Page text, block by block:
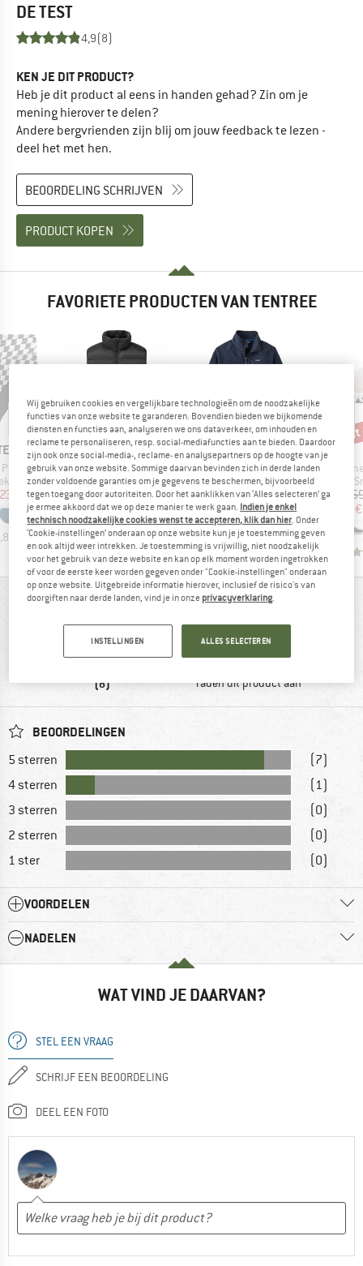
DE TEST
4,9(8)
KEN JE DIT PRODUCT?
Heb je dit product al eens in handen gehad? Zin om je
mening hierover te delen?
Andere bergvrienden zijn blij om jouw feedback te lezen -
deel het met hen.
BEOORDELING SCHRIJVEN
PRODUCT KOPEN
FAVORIETE PRODUCTEN VAN TENTREE
Slite
prijs
4
)
MERK
TENTREE
Artikel
Puffer Vest
Productgroep
Synthetische bodywarmer
Prijs
€ 159,95Verlaagde prijs
€ 71,98
4,0(7)
Korting
-55%
MERK
PATAGONIA
Artikel
Retro Pile Jacket
Productgroep
Fleecevest
Prijs
€ 149,95Verlaagde prijs
vanaf
€ 101,97
+1
4,6(71)
Korting
tot -32%
Artikel
€
BEOORDELINGSOVERZICHT
4,9
(8)
88%
raden dit product aan
BEOORDELINGEN
5 sterren
(7)
4 sterren
(1)
3 sterren
(0)
2 sterren
(0)
1 ster
(0)
VOORDELEN
NADELEN
WAT VIND JE DAARVAN?
STEL EEN VRAAG
SCHRIJF EEN BEOORDELING
DEEL EEN FOTO
Wij gebruiken cookies en vergelijkbare technologieën om de noodzakelijke
functies van onze website te garanderen. Bovendien bieden we bijkomende
diensten en functies aan, analyseren we ons dataverkeer, om inhouden en
reclame te personaliseren, resp. social-mediafuncties aan te bieden. Daardoor
zijn ook onze social-media-, reclame- en analysepartners op de hoogte van je
gebruik van onze website. Sommige daarvan bevinden zich in derde landen
zonder voldoende garanties om je gegevens te beschermen, bijvoorbeeld
tegen toegang door autoriteiten. Door het aanklikken van ‘Alles selecteren’ ga
je ermee akkoord dat we op deze manier te werk gaan. Indien je enkel
technisch noodzakelijke cookies wenst te accepteren, klik dan hier . Onder
‘Cookie-instellingen’ onderaan op onze website kun je je toestemming geven
en ook altijd weer intrekken. Je toestemming is vrijwillig, niet noodzakelijk
voor het gebruik van deze website en kan op elk moment worden ingetrokken
of voor de eerste keer worden gegeven onder "Cookie-instellingen" onderaan
op onze website. Uitgebreide informatie hierover, inclusief de risico's van
doorgiften naar derde landen, vind je in onze privacyverklaring
INSTELLINGEN ALLES SELECTEREN